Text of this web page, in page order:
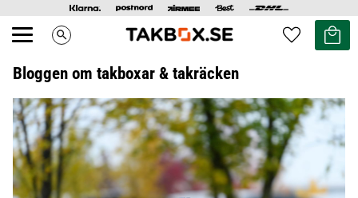
Meny search Favoriter
Kundvagn
Bloggen om takboxar & takräcken